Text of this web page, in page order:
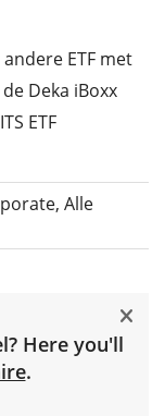
ETF met
Deka iBoxx
ETF
Alle
Here you'll
.